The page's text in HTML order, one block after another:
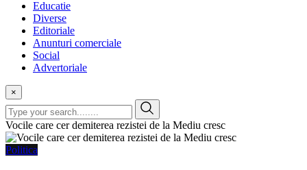
Educatie
Diverse
Editoriale
Anunturi comerciale
Social
Advertoriale
×
Vocile care cer demiterea rezistei de la Mediu cresc
Politica